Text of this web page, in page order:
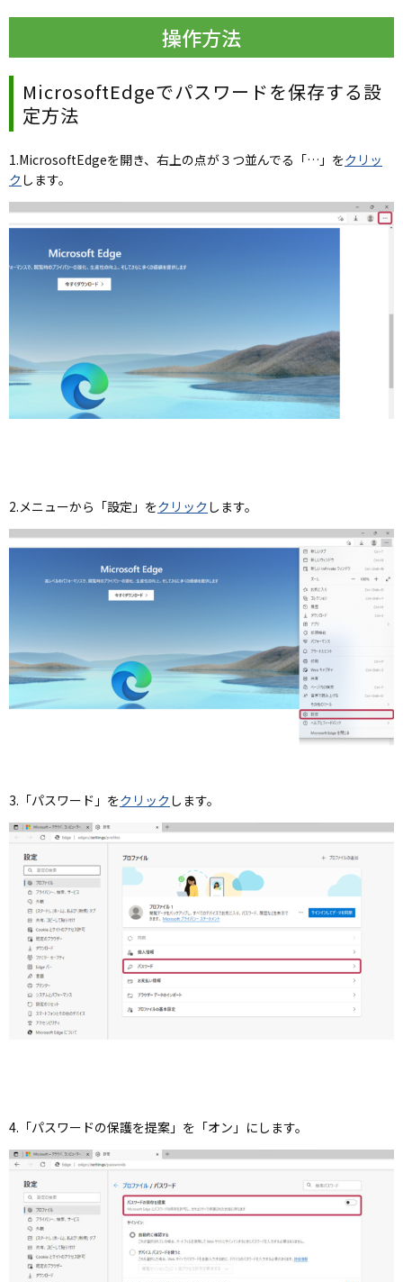
操作方法
MicrosoftEdgeでパスワードを保存する設
定方法
1.MicrosoftEdgeを開き、右上の点が３つ並んでる「…」をクリッ
ク します。
2.メニューから「設定」をクリック します。
3.「パスワード」をクリック します。
4.「パスワードの保護を提案」を「オン」にします。